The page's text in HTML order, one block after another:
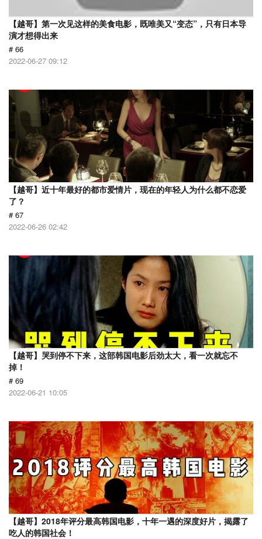
【越哥】第一次见这样的美食电影，既唯美又“变态”，只有日本导
演才想得出来
# 66
2022-06-27 09:12
【越哥】近十年最好的都市爱情片，现在的年轻人为什么都不恋爱
了？
# 67
2022-06-26 02:42
【越哥】哭到停不下来，这部韩国电影后劲太大，看一次就忘不
掉！
# 69
2022-06-21 10:05
【越哥】2018年评分最高韩国电影，十年一遇的深度好片，揭露了
吃人的韩国社会！